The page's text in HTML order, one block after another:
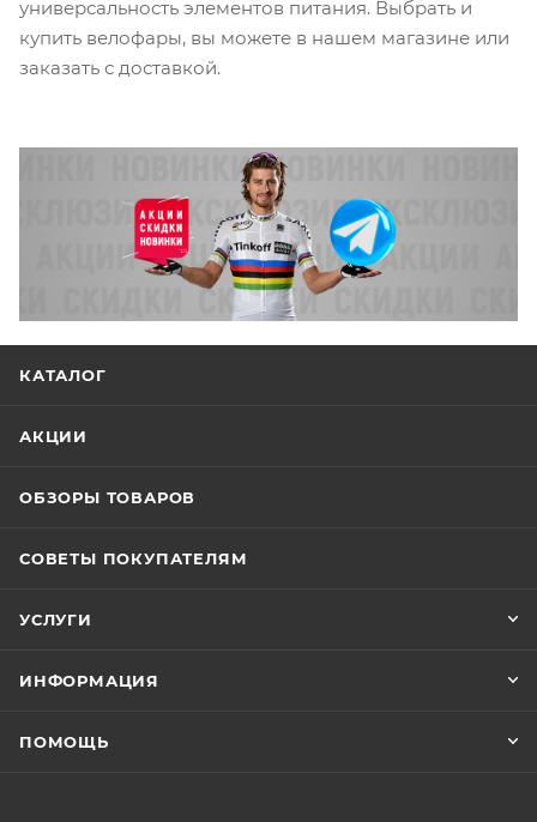
универсальность элементов питания. Выбрать и
купить велофары, вы можете в нашем магазине или
заказать с доставкой.
КАТАЛОГ
АКЦИИ
ОБЗОРЫ ТОВАРОВ
СОВЕТЫ ПОКУПАТЕЛЯМ
УСЛУГИ
ИНФОРМАЦИЯ
ПОМОЩЬ